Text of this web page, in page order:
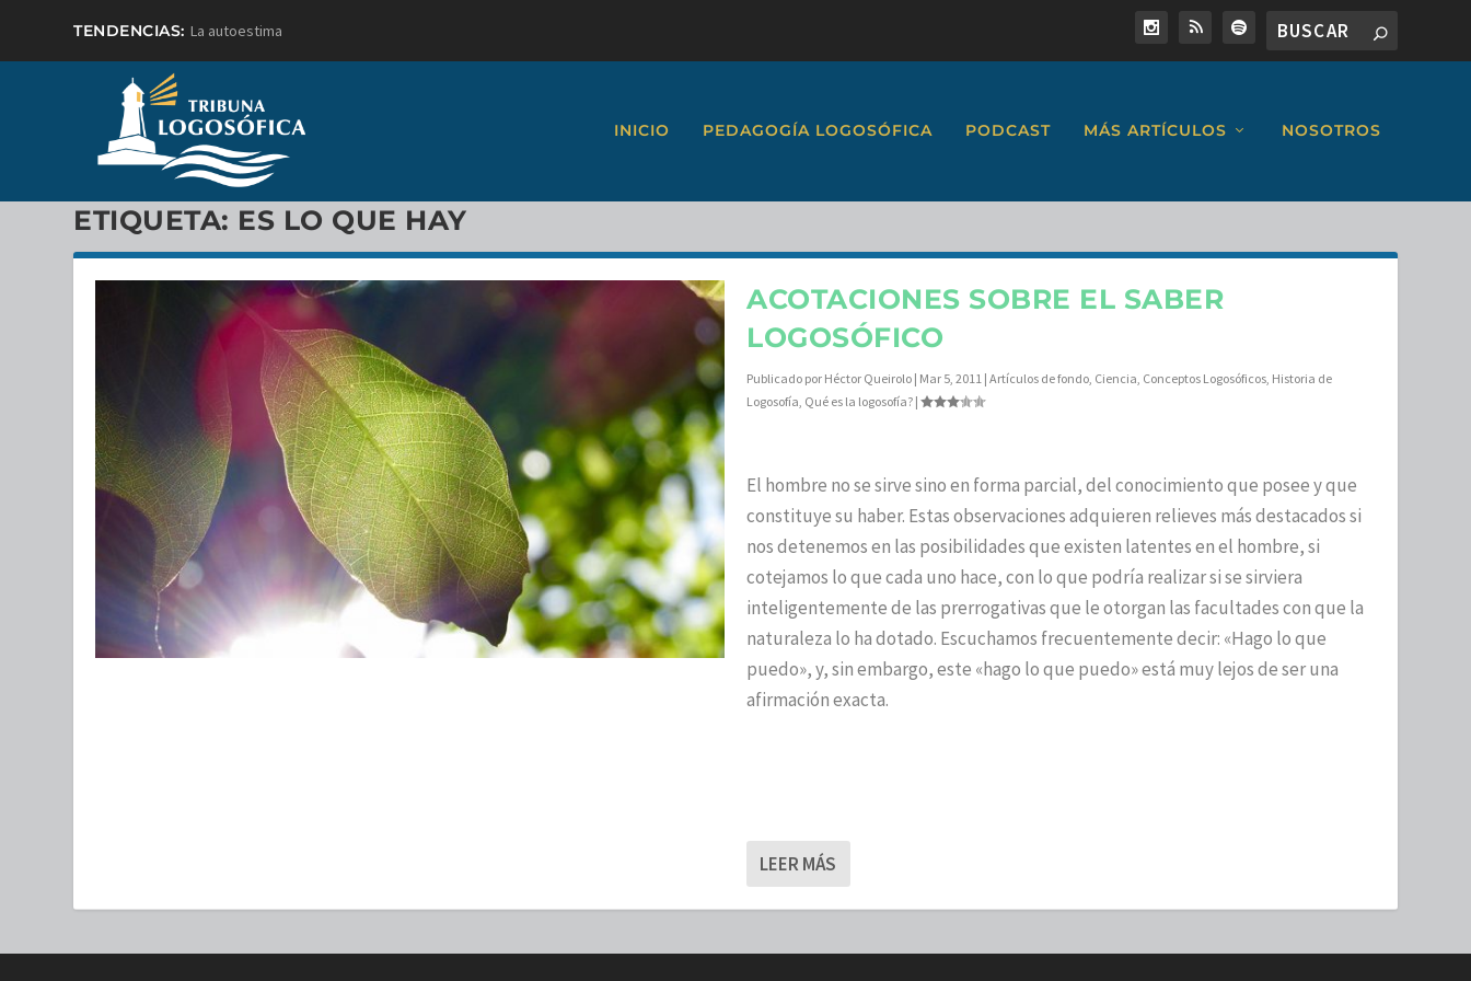
TENDENCIAS: La autoestima
INICIO PEDAGOGÍA LOGOSÓFICA PODCAST MÁS ARTÍCULOS NOSOTROS
ETIQUETA: ES LO QUE HAY
ACOTACIONES SOBRE EL SABER
LOGOSÓFICO
Publicado por Héctor Queirolo | Mar 5, 2011 | Artículos de fondo, Ciencia, Conceptos Logosóficos, Historia de
Logosofía, Qué es la logosofía? |
El hombre no se sirve sino en forma parcial, del conocimiento que posee y que
constituye su haber. Estas observaciones adquieren relieves más destacados si
nos detenemos en las posibilidades que existen latentes en el hombre, si
cotejamos lo que cada uno hace, con lo que podría realizar si se sirviera
inteligentemente de las prerrogativas que le otorgan las facultades con que la
naturaleza lo ha dotado. Escuchamos frecuentemente decir: «Hago lo que
puedo», y, sin embargo, este «hago lo que puedo» está muy lejos de ser una
afirmación exacta.
LEER MÁS